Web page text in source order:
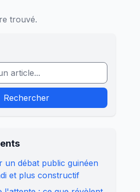
trouvé.
Rechercher
un débat public guinéen
et plus constructif